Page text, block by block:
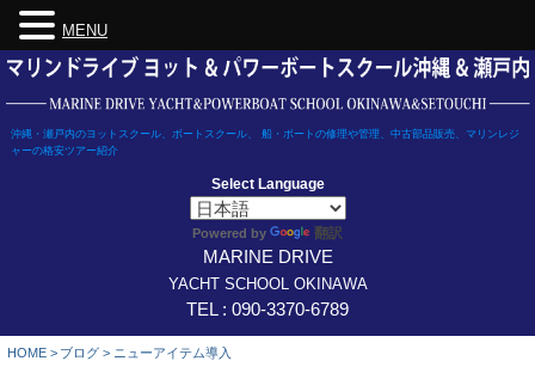
Skip
content
沖縄・瀬戸内のヨットスクール、ボートスクール、 船・ボートの修理や管理、中古部品販売、マリンレジ
ャーの格安ツアー紹介
Select Language
Powered by 翻訳
MARINE DRIVE
YACHT SCHOOL OKINAWA
TEL : 090-3370-6789
HOME > ブログ > ニューアイテム導入
MENU